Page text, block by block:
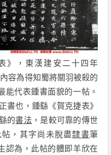
》，東漢建安二十四年
容為得知蜀將關羽被殺的
能代表鍾書面貌的一帖。
書也，鍾繇《賀克捷表》
的書法 ，是較可靠的傳世
，其字尚未脫盡隸書筆
認為，此帖的體即羊欣在